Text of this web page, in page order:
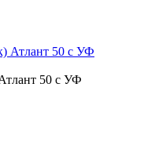
50 с УФ